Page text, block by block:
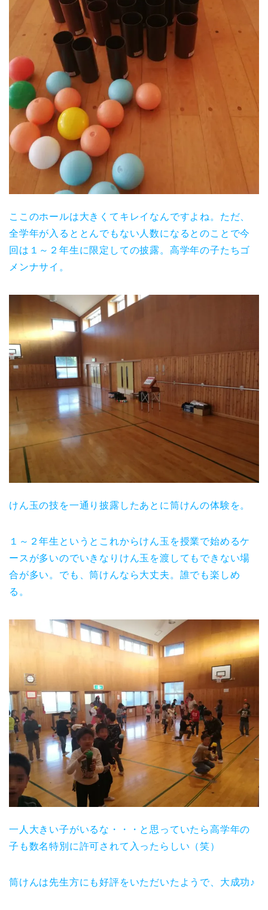
ここのホールは大きくてキレイなんですよね。ただ、
全学年が入るととんでもない人数になるとのことで今
回は１～２年生に限定しての披露。高学年の子たちゴ
メンナサイ。
けん玉の技を一通り披露したあとに筒けんの体験を。
１～２年生というとこれからけん玉を授業で始めるケ
ースが多いのでいきなりけん玉を渡してもできない場
合が多い。でも、筒けんなら大丈夫。誰でも楽しめ
る。
一人大きい子がいるな・・・と思っていたら高学年の
子も数名特別に許可されて入ったらしい（笑）
筒けんは先生方にも好評をいただいたようで、大成功♪